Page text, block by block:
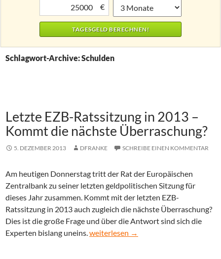
€
Schlagwort-Archive: Schulden
Letzte EZB-Ratssitzung in 2013 –
Kommt die nächste Überraschung?
5. DEZEMBER 2013 DFRANKE SCHREIBE EINEN KOMMENTAR
Am heutigen Donnerstag tritt der Rat der Europäischen
Zentralbank zu seiner letzten geldpolitischen Sitzung für
dieses Jahr zusammen. Kommt mit der letzten EZB-
Ratssitzung in 2013 auch zugleich die nächste Überraschung?
Dies ist die große Frage und über die Antwort sind sich die
Experten bislang uneins. Letzte EZB-Ratssitzung in 2013 –
weiterlesen →